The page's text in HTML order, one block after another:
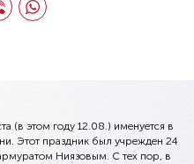
(в этом году 12.08.) именуется в
Этот праздник был учрежден 24
Ниязовым. С тех пор, в